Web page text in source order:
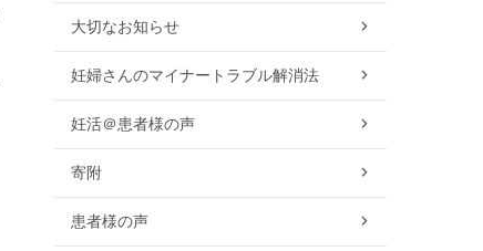
大切なお知らせ
妊婦さんのマイナートラブル解消法
妊活＠患者様の声
寄附
患者様の声